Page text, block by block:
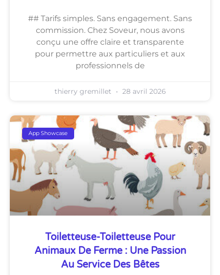
## Tarifs simples. Sans engagement. Sans
commission. Chez Soveur, nous avons
conçu une offre claire et transparente
pour permettre aux particuliers et aux
professionnels de
thierry gremillet 28 avril 2026
App Showcase
Toiletteuse-Toiletteuse Pour
Animaux De Ferme : Une Passion
Au Service Des Bêtes